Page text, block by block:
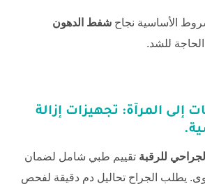
الأساسية نجاح شفط الدهون
للشد.
إلى المرآة: تجهيزات إزالة
للرقبة تقييم طبي شامل لضمان
يطلب الجراح تحاليل دم دقيقة لفحص